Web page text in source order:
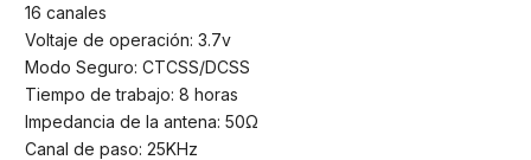
16 canales
Voltaje de operación: 3.7v
Modo Seguro: CTCSS/DCSS
Tiempo de trabajo: 8 horas
Impedancia de la antena: 50Ω
Canal de paso: 25KHz